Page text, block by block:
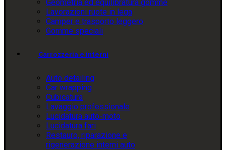
Geometria ed equilibratura gomme
Lavorazioni ruote in lega
Camper e trasporto leggero
Gomme speciali
Carrozzeria e interni
Auto detailing
Car wrapping
Cubicatura
Lavaggio professionale
Lucidatura auto-moto
Lucidatura fari
Restauro, riparazione e
rigenerazione interni auto